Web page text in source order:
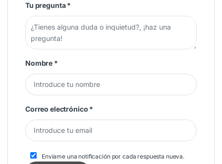
Tu pregunta*
Nombre *
Correo electrónico *
Envíame una notificación por cada respuesta nueva.